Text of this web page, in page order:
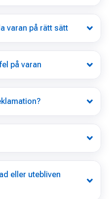
varan på rätt sätt
på varan
eller utebliven